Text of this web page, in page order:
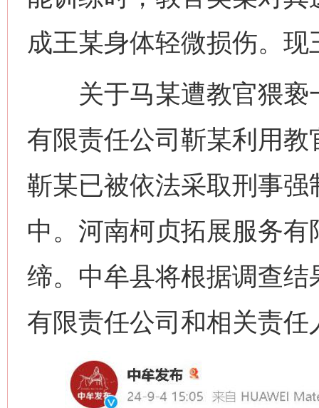
成王某身体轻微损伤。
关于马某遭教官猥亵
有限责任公司靳某利用
靳某已被依法采取刑事
中。河南柯贞拓展服务
缔。中牟县将根据调查
有限责任公司和相关责